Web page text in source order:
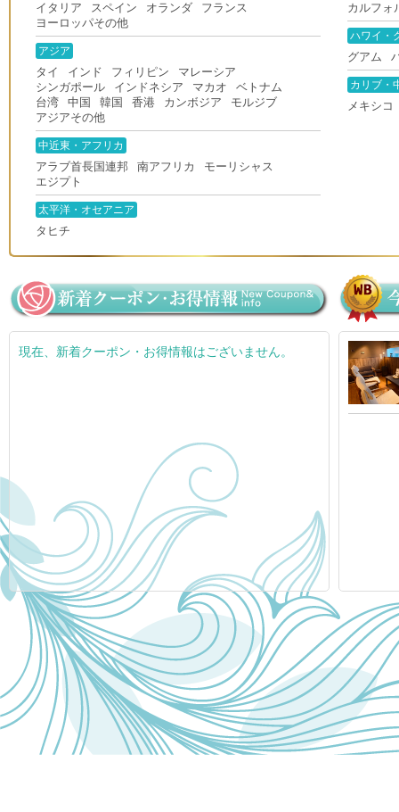
イタリア
スペイン オランダ
フランス
ヨーロッパその他
アジア
タイ インド フィリピン
マレーシア
シンガポール
インドネシア マカオ
ベトナム
台湾
中国 韓国 香港 カンボジア
モルジブ
アジアその他
中近東・アフリカ
アラブ首長国連邦 南アフリカ
モーリシャス
エジプト
太平洋・オセアニア
タヒチ
カルフォ
ハワイ・
グアム
カリブ・
メキシコ
現在、新着クーポン・お得情報はございません。